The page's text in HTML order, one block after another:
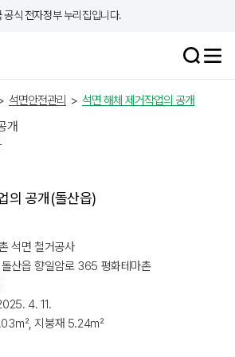
공식 전자정부 누리집입니다.
석면안전관리 > 석면 해체 제거작업의 공개
개
의 공개(돌산읍)
석면 철거공사
산읍 향일암로 365 평화테마촌
4. 11.
㎡, 지붕재 5.24㎡